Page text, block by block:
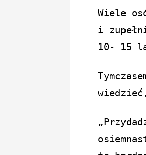
Wiele
i
10- 15